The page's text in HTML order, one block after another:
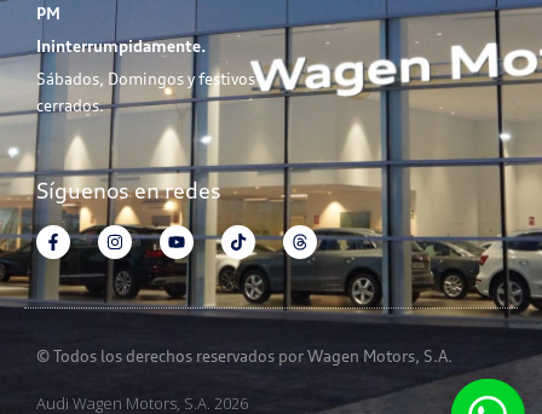
PM
Ininterrumpidamente.
Sábados, Domingos y festivos
cerrados.
Síguenos en redes
© Todos los derechos reservados por Wagen Motors, S.A.
Audi Wagen Motors, S.A. 2026